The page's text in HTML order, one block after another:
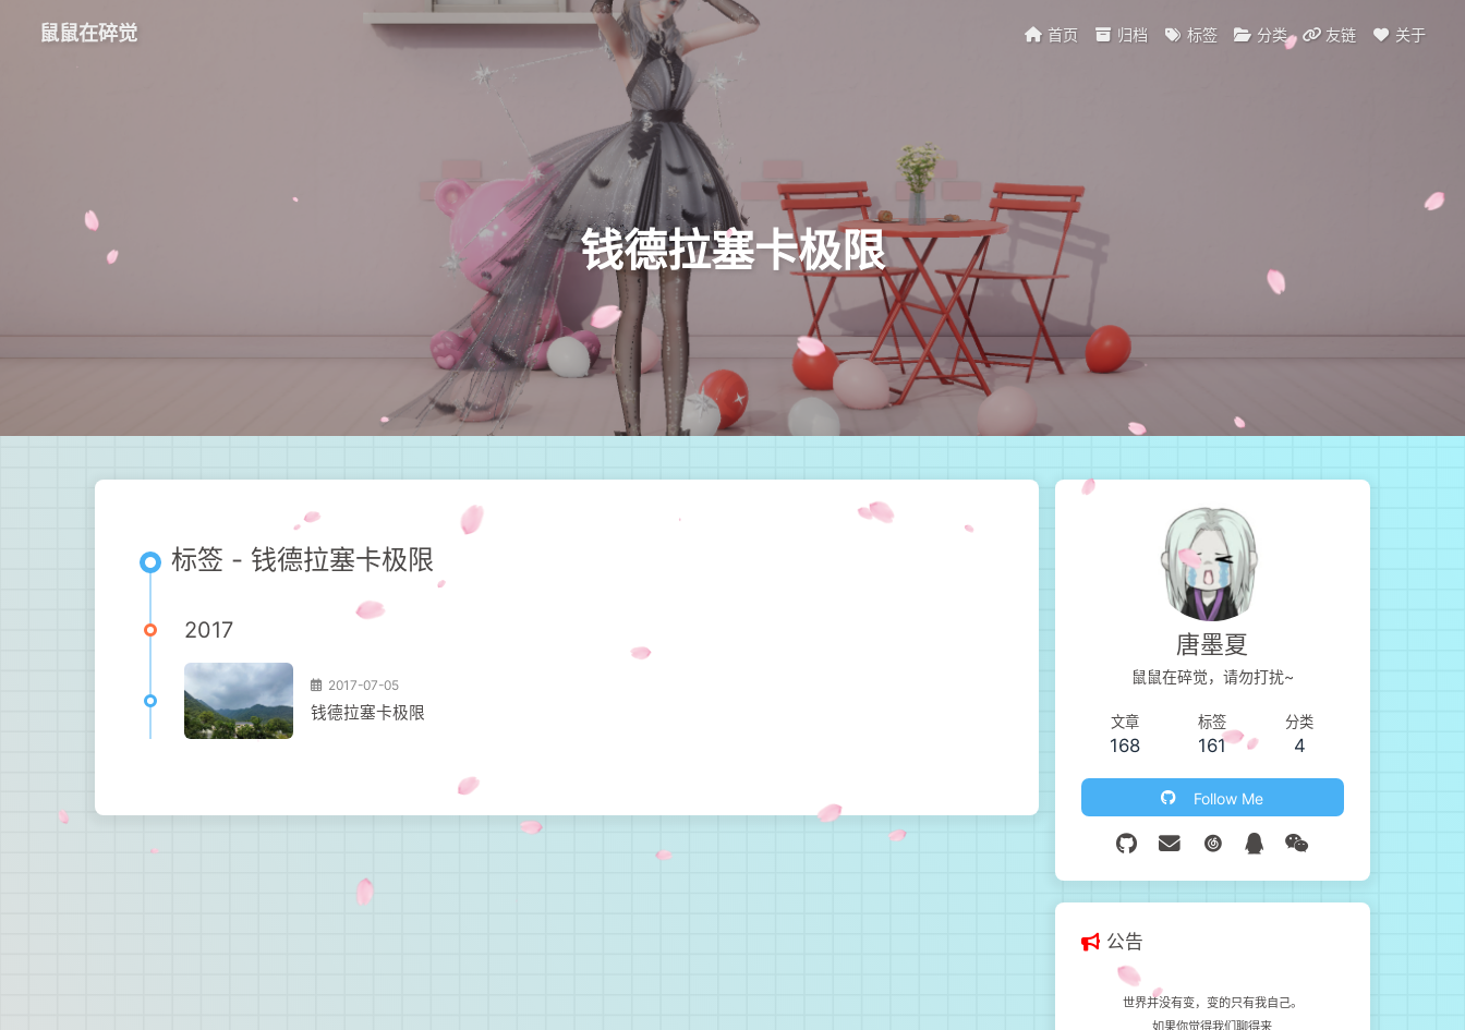
鼠鼠在碎觉 首页 归档 标签 分类 友链 关于
钱德拉塞卡极限
标签 - 钱德拉塞卡极限
2017
2017-07-05
钱德拉塞卡极限
唐墨夏
鼠鼠在碎觉，请勿打扰~
文章
168
标签
161
分类
4
Follow Me
公告
世界并没有变，变的只有我自己。
如果你觉得我们聊得来